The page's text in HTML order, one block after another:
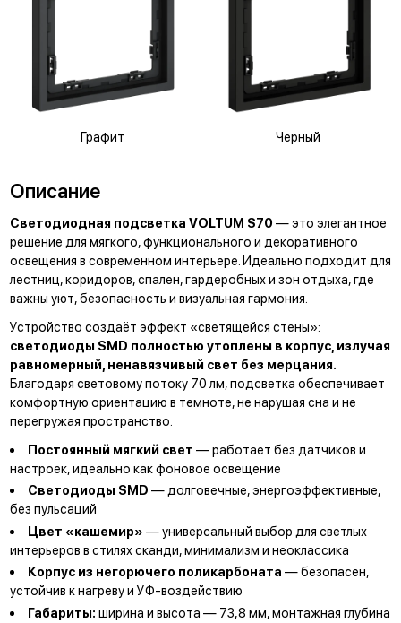
Графит Черный
Описание
Светодиодная подсветка VOLTUM S70 — это элегантное
решение для мягкого, функционального и декоративного
освещения в современном интерьере. Идеально подходит для
лестниц, коридоров, спален, гардеробных и зон отдыха, где
важны уют, безопасность и визуальная гармония.
Устройство создаёт эффект «светящейся стены»:
светодиоды SMD полностью утоплены в корпус, излучая
равномерный, ненавязчивый свет без мерцания.
Благодаря световому потоку 70 лм, подсветка обеспечивает
комфортную ориентацию в темноте, не нарушая сна и не
перегружая пространство.
Постоянный мягкий свет— работает без датчиков и
настроек, идеально как фоновое освещение
Светодиоды SMD— долговечные, энергоэффективные,
без пульсаций
Цвет «кашемир» — универсальный выбор для светлых
интерьеров в стилях сканди, минимализм и неоклассика
Корпус из негорючего поликарбоната— безопасен,
устойчив к нагреву и УФ-воздействию
Габариты: ширина и высота — 73,8 мм, монтажная глубина